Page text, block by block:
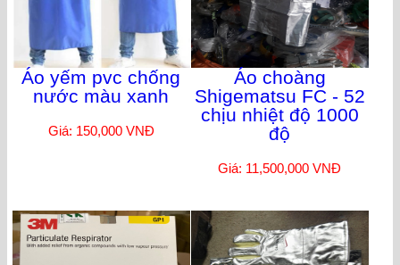
Áo yếm pvc chống
nước màu xanh
Giá: 150,000 VNĐ
Áo choàng
Shigematsu FC - 52
chịu nhiệt độ 1000
độ
Giá: 11,500,000 VNĐ